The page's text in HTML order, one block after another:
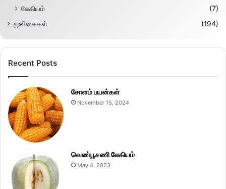
லேகியம்
(7)
மூலிகைகள் (194)
Recent Posts
சோளம் பயன்கள்
November 15, 2024
வெண்பூசணி லேகியம்
May 4, 2023